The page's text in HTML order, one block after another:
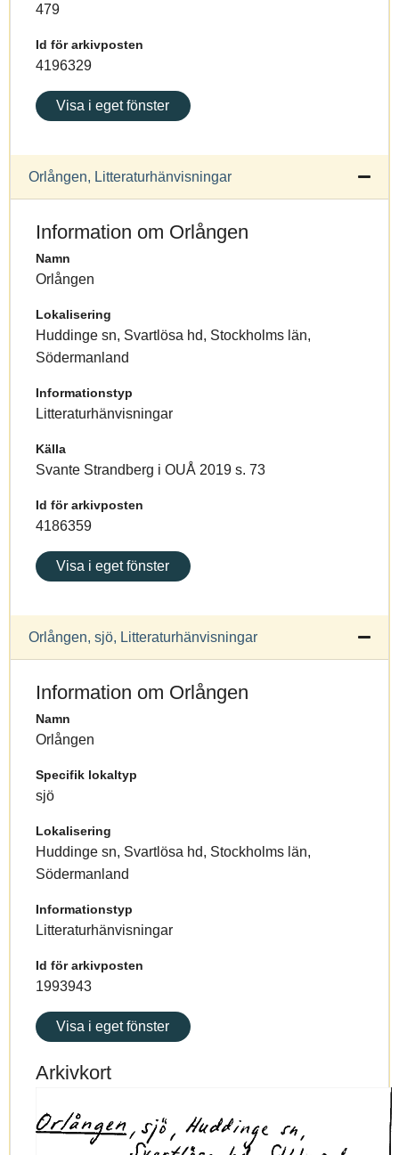
479
Id för arkivposten
4196329
Visa i eget fönster
Orlången, Litteraturhänvisningar
Information om Orlången
Namn
Orlången
Lokalisering
Huddinge sn, Svartlösa hd, Stockholms län,
Södermanland
Informationstyp
Litteraturhänvisningar
Källa
Svante Strandberg i OUÅ 2019 s. 73
Id för arkivposten
4186359
Visa i eget fönster
Orlången, sjö, Litteraturhänvisningar
Information om Orlången
Namn
Orlången
Specifik lokaltyp
sjö
Lokalisering
Huddinge sn, Svartlösa hd, Stockholms län,
Södermanland
Informationstyp
Litteraturhänvisningar
Id för arkivposten
1993943
Visa i eget fönster
Arkivkort